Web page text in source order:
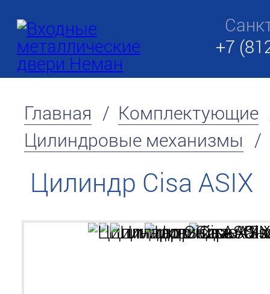
+7
Главная / Комплектующие
Цилиндровые механизмы /
Цилиндр Cisa ASIX